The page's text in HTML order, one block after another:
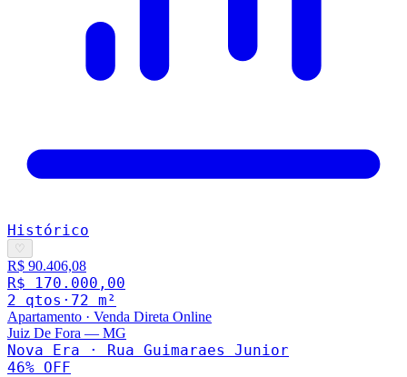
Histórico
♡
R$ 90.406,08
R$ 170.000,00
2 qtos · 72 m²
Apartamento · Venda Direta Online
Juiz De Fora — MG
Nova Era · Rua Guimaraes Junior
46% OFF